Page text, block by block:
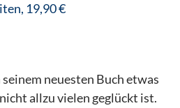
, 19,90 €
neuesten Buch etwas
allzu vielen geglückt ist.